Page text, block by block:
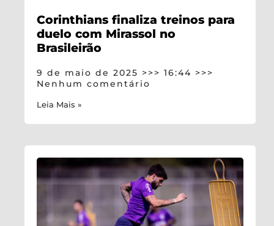
Corinthians finaliza treinos para
duelo com Mirassol no
Brasileirão
9 de maio de 2025
16:44
Nenhum comentário
Leia Mais »